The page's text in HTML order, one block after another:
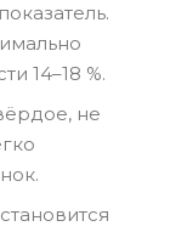
14–18 %.
не